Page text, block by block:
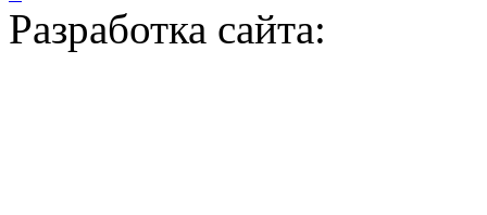
Разработка сайта: